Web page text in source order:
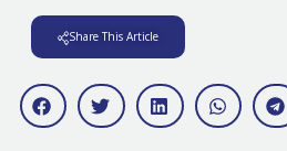
Share This Article